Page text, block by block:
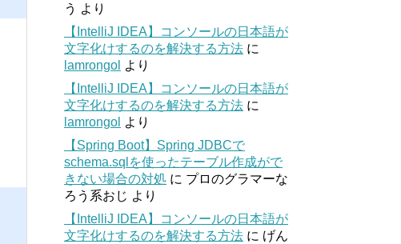
う より
【IntelliJ IDEA】コンソールの日本語が
文字化けするのを解決する方法 に
lamrongol より
【IntelliJ IDEA】コンソールの日本語が
文字化けするのを解決する方法 に
lamrongol より
【Spring Boot】Spring JDBCで
schema.sqlを使ったテーブル作成がで
きない場合の対処 に プロのグラマーな
ろう系おじ より
【IntelliJ IDEA】コンソールの日本語が
文字化けするのを解決する方法 に げん